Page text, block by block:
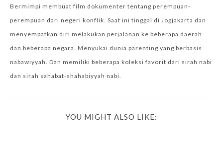
Bermimpi membuat film dokumenter tentang perempuan-
perempuan dari negeri konflik. Saat ini tinggal di Jogjakarta dan
menyempatkan diri melakukan perjalanan ke beberapa daerah
dan beberapa negara. Menyukai dunia parenting yang berbasis
nabawiyyah. Dan memiliki beberapa koleksi favorit dari sirah nabi
dan sirah sahabat-shahabiyyah nabi.
YOU MIGHT ALSO LIKE: